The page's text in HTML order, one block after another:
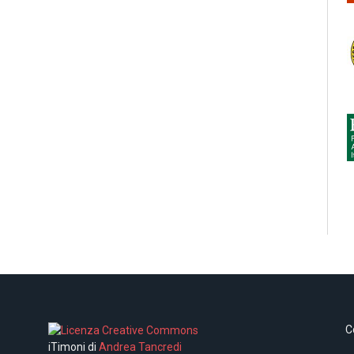
iTimoni di Andrea Tancredi